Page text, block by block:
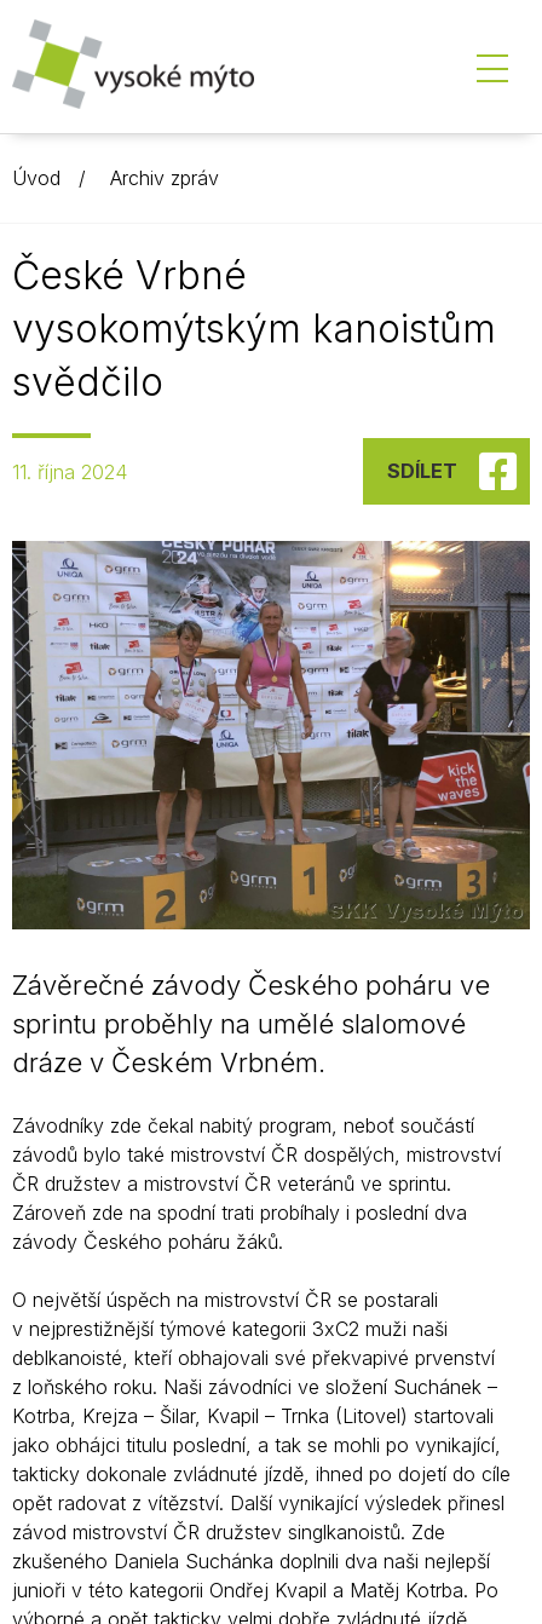
Úvod Archiv zpráv
České Vrbné
vysokomýtským kanoistům
svědčilo
11. října 2024 SDÍLET
Závěrečné závody Českého poháru ve
sprintu proběhly na umělé slalomové
dráze v Českém Vrbném.
Závodníky zde čekal nabitý program, neboť součástí
závodů bylo také mistrovství ČR dospělých, mistrovství
ČR družstev a mistrovství ČR veteránů ve sprintu.
Zároveň zde na spodní trati probíhaly i poslední dva
závody Českého poháru žáků.
O největší úspěch na mistrovství ČR se postarali
v nejprestižnější týmové kategorii 3xC2 muži naši
deblkanoisté, kteří obhajovali své překvapivé prvenství
z loňského roku. Naši závodníci ve složení Suchánek –
Kotrba, Krejza – Šilar, Kvapil – Trnka (Litovel) startovali
jako obhájci titulu poslední, a tak se mohli po vynikající,
takticky dokonale zvládnuté jízdě, ihned po dojetí do cíle
opět radovat z vítězství. Další vynikající výsledek přinesl
závod mistrovství ČR družstev singlkanoistů. Zde
zkušeného Daniela Suchánka doplnili dva naši nejlepší
junioři v této kategorii Ondřej Kvapil a Matěj Kotrba. Po
výborné a opět takticky velmi dobře zvládnuté jízdě